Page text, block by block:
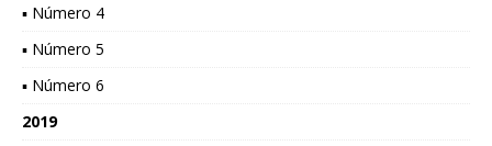
▪ Número 4
▪ Número 5
▪ Número 6
2019